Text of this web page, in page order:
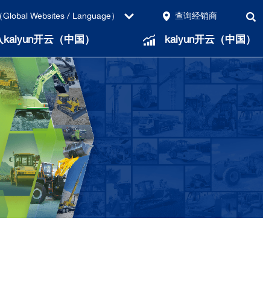
kaiyun开云（中国） kaiyun开云（中国）
Global Websites / Language） 查询经销商